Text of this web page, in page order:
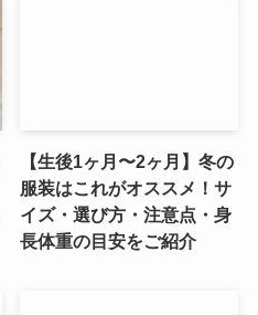
【生後1ヶ月〜2ヶ月】冬の
服装はこれがオススメ！サ
イズ・選び方・注意点・身
長体重の目安をご紹介